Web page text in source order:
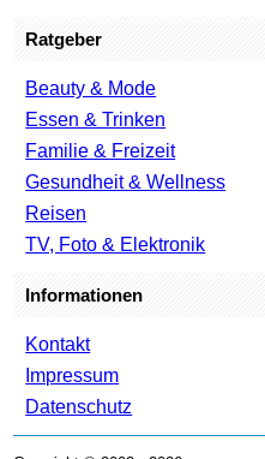
Ratgeber
Beauty & Mode
Essen & Trinken
Familie & Freizeit
Gesundheit & Wellness
Reisen
TV, Foto & Elektronik
Informationen
Kontakt
Impressum
Datenschutz